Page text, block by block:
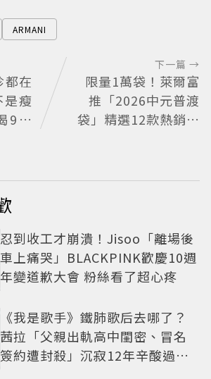
ARMANI
在
是瘦
9大
下一篇 →
限量1萬袋！萊爾富
推「2026中元普渡
袋」精選12款熱銷商
忍到收工才崩潰！Jisoo「離場後
車上痛哭」BLACKPINK歡慶10週
年變道歉大會 粉絲看了超心疼
《我是歌手》鐵肺歌后去哪了？
茜拉「父親出軌高中閨密、冒名
簽約遭封殺」沉寂12年辛酸過往